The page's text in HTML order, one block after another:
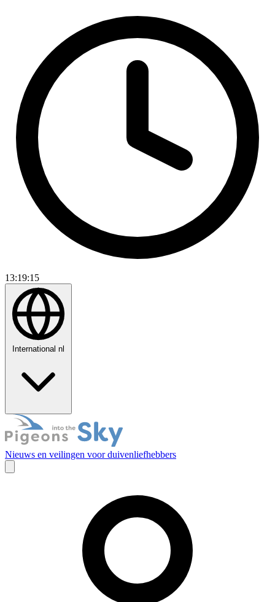
13:19:16
International nl
Nieuws en veilingen voor duivenliefhebbers